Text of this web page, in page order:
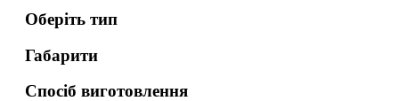
Оберіть тип
Габарити
Спосіб виготовлення